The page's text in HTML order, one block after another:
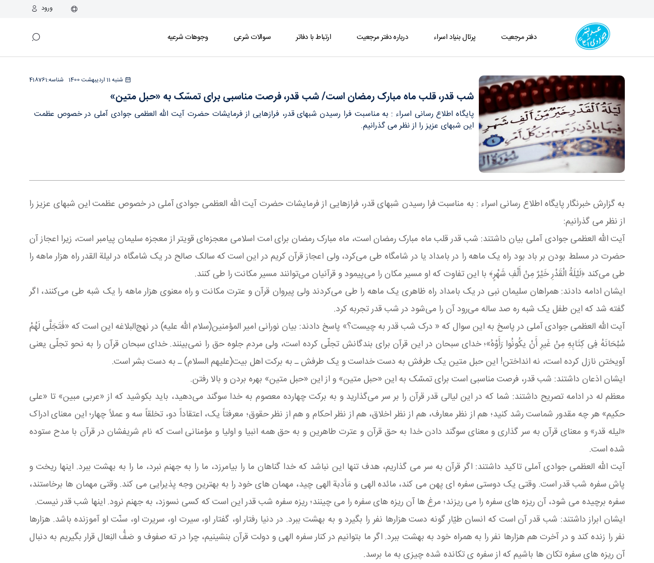
ورود
دفتر مرجعیت پرتال بنیاد اسراء درباره دفتر مرجعیت ارتباط با دفاتر سوالات شرعی وجوهات شرعیه
شنبه 11 اردیبهشت 1400 418761شناسه:
شب قدر، قلب ماه مبارک رمضان است/ شب قدر، فرصت مناسبی برای تمسّک به «حبل متین»
پایگاه اطلاع رسانی اسراء : به مناسبت فرا رسیدن شبهای قدر، فرازهایی از فرمایشات حضرت آیت الله العظمی جوادی آملی در خصوص عظمت
این شبهای عزیز را از نظر می گذرانیم.
به گزارش خبرنگار پایگاه اطلاع رسانی اسراء : به مناسبت فرا رسیدن شبهای قدر، فرازهایی از فرمایشات حضرت آیت الله العظمی جوادی آملی در خصوص عظمت این شبهای عزیز را
از نظر می گذرانیم:
آیت الله العظمی جوادی آملی بیان داشتند: شب قدر قلب ماه مبارک رمضان است، ماه مبارک رمضان برای امت اسلامی معجزه‌ای قویتر از معجزه سلیمان پیامبر است، زیرا اعجاز آن
حضرت در مسلط بودن بر باد بود راه یک ماهه را در بامداد یا در شامگاه طی می‌کرد، ولی اعجاز قرآن کریم در این است که سالک صالح در یک شامگاه در لیلة القدر راه هزار ماهه را
طی می‌کند ﴿لَیْلَةُ الْقَدْرِ خَیْرٌ مِنْ أَلْفِ شَهْرٍ﴾ با این تفاوت که او مسیر مکان را می‌پیمود و قرآنیان می‌توانند مسیر مکانت را طی کنند.
ایشان ادامه دادند: همراهان سلیمان نبی در یک بامداد راه ظاهری یک ماهه را طی می‌کردند ولی پیروان قرآن و عترت مکانت و راه معنوی هزار ماهه را یک شبه طی می‌کنند، اگر
گفته شد که این طفل یک شبه ره صد ساله می‌رود آن را می‌شود در شب قدر تجربه کرد.
آیت الله العظمی جوادی آملی در پاسخ به این سوال که « درک شب قدر به چیست؟» پاسخ دادند: بیان نورانی امیر المؤمنین(سلام الله علیه) در نهج‌البلاغه این است که «فَتَجَلَّی‏ لَهُمْ
سُبْحَانَهُ فِی کِتَابِهِ مِنْ غَیرِ أَنْ یکُونُوا رَأَوْهُ»؛ خدای سبحان در این قرآن برای بندگانش تجلّی کرده است، ولی مردم جلوه حق را نمی‌بینند. خدای سبحان قرآن را به نحو تجلّی یعنی
آویختن نازل کرده است، نه انداختن! این حبل متین یک طرفش به دست خداست و یک طرفش ـ به برکت اهل بیت(علیهم السلام) ـ به دست بشر است.
ایشان اذعان داشتند: شب قدر، فرصت مناسبی است برای تمسّک به این «حبل متین» و از این «حبل متین» بهره بردن و بالا رفتن.
معظم له در ادامه تصریح داشتند: شما که در این لیالی قدر قرآن را بر سر می‌گذارید و به برکت چهارده معصوم به خدا سوگند می‌دهید، باید بکوشید که از «عربی مبین» تا «علی
حکیم» هر چه مقدور شماست رشد کنید؛ هم از نظر معارف، هم از نظر اخلاق، هم از نظر احکام و هم از نظر حقوق؛ معرفتاً یک، اعتقاداً دو، تخلقاً سه و عملاً چهار؛ این معنای ادراک
«لیله قدر» و معنای قرآن به سر گذاری و معنای سوگند دادن خدا به حق قرآن و عترت طاهرین و به حق همه انبیا و اولیا و مؤمنانی است که نام شریفشان در قرآن با مدح ستوده
شده است.
آیت الله العظمی جوادی آملی تاکید داشتند: اگر قرآن به سر می گذاریم، هدف تنها این نباشد که خدا گناهان ما را بیامرزد، ما را به جهنم نبرد، ما را به بهشت ببرد. اینها ریخت و
پاش سفره شب قدر است. وقتی یک دوستی سفره ای پهن می کند، مائده الهی و مَأدبة الهی چید، مهمان های خود را به بهترین وجه پذیرایی می کند. وقتی مهمان ها برخاستند،
سفره برچیده می شود، آن ریزه های سفره را می ریزند؛ مرغ ها آن ریزه های سفره را می چینند؛ ریزه سفره شب قدر این است که کسی نسوزد، به جهنم نرود. اینها شب قدر نیست.
ایشان ابراز داشتند: شب قدر آن است که انسان طیّار گونه دست هزارها نفر را بگیرد و به بهشت ببرد. در دنیا رفتار او، گفتار او، سیرت او، سریرت او، سنّت او آموزنده باشد. هزارها
نفر را زنده کند و در آخرت هم هزارها نفر را به همراه خود به بهشت ببرد. اگر ما بتوانیم در کنار سفره الهی و دولت قرآن بنشینیم، چرا در ته صفوف و صَفُّ النِعال قرار بگیریم به دنبال
آن ریزه های سفره تکان ها باشیم که از سفره ی تکانده شده چیزی به ما برسد.